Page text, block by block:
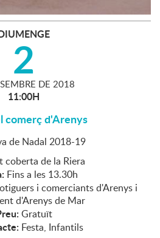
2 DE 2018
11:00H
comerç d'Arenys
de Nadal 2018-19
coberta de la Riera
Fins a les 13.30h
i comerciants d'Arenys i
d'Arenys de Mar
Gratuït
Festa, Infantils